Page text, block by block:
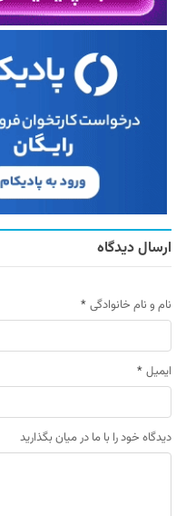
ارسال دیدگاه
نام و نام خانوادگی *
ایمیل *
دیدگاه خود را با ما در میان بگذارید